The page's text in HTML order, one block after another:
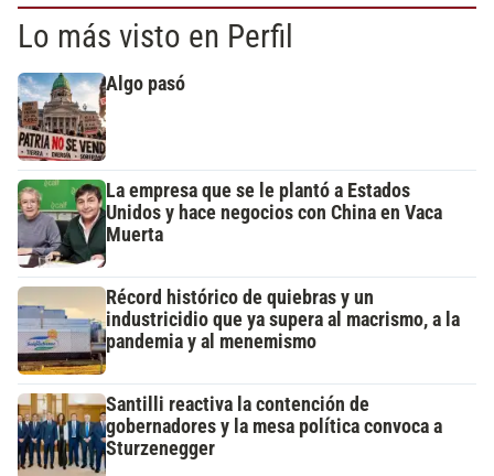
Lo más visto en Perfil
Algo pasó
La empresa que se le plantó a Estados
Unidos y hace negocios con China en Vaca
Muerta
Récord histórico de quiebras y un
industricidio que ya supera al macrismo, a la
pandemia y al menemismo
Santilli reactiva la contención de
gobernadores y la mesa política convoca a
Sturzenegger